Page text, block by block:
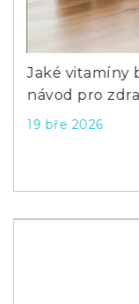
Jaké vitamíny
návod pro
19 bře 2026
Previous